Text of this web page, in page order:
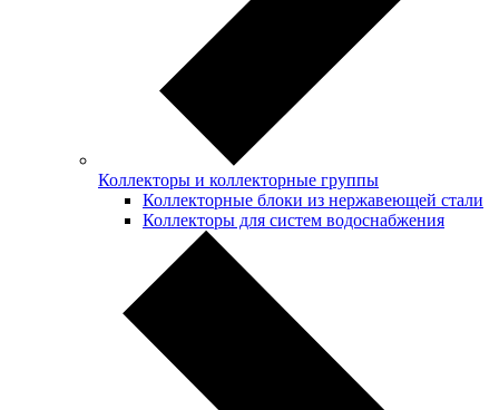
Коллекторы и коллекторные группы
Коллекторные блоки из нержавеющей стали
Коллекторы для систем водоснабжения